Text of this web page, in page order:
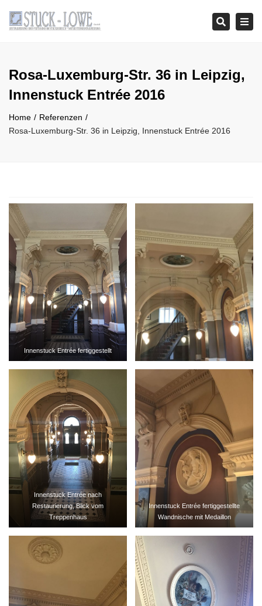
Search
Rosa-Luxemburg-Str. 36 in Leipzig,
Innenstuck Entrée 2016
Home
Referenzen
Rosa-Luxemburg-Str. 36 in Leipzig, Innenstuck Entrée 2016
Innenstuck Entrée fertiggestellt
Innenstuck Entrée nach
Restaurierung, Blick vom
Treppenhaus
Innenstuck Entrée fertiggestellte
Wandnische mit Medaillon